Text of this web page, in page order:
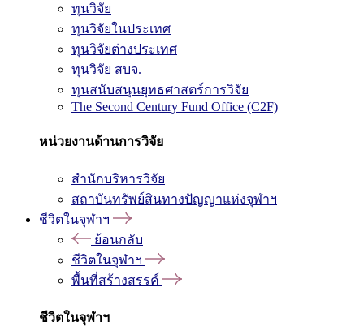
ทุนวิจัย
ทุนวิจัยในประเทศ
ทุนวิจัยต่างประเทศ
ทุนวิจัย สบจ.
ทุนสนับสนุนยุทธศาสตร์การวิจัย
The Second Century Fund Office (C2F)
หน่วยงานด้านการวิจัย
สำนักบริหารวิจัย
สถาบันทรัพย์สินทางปัญญาแห่งจุฬาฯ
ชีวิตในจุฬาฯ
ย้อนกลับ
ชีวิตในจุฬาฯ
พื้นที่สร้างสรรค์
ชีวิตในจุฬาฯ